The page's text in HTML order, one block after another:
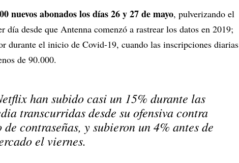
nuevos abonados los días 26 y 27 de mayo, pulverizando el
día desde que Antenna comenzó a rastrear los datos en 2019;
durante el inicio de Covid-19, cuando las inscripciones diarias
de 90.000.
han subido casi un 15% durante las
transcurridas desde su ofensiva contra
contraseñas, y subieron un 4% antes de
el viernes.